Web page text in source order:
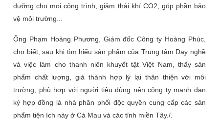
dưỡng cho mọi công trình, giảm thải khí CO2, góp phần bảo
vệ môi trường...
Ông Phạm Hoàng Phương, Giám đốc Công ty Hoàng Phúc,
cho biết, sau khi tìm hiểu sản phẩm của Trung tâm Dạy nghề
và việc làm cho thanh niên khuyết tật Việt Nam, thấy sản
phẩm chất lượng, giá thành hợp lý lại thân thiện với môi
trường, phù hợp với người tiêu dùng nên công ty mạnh dạn
ký hợp đồng là nhà phân phối độc quyền cung cấp các sản
phẩm tiện ích này ở Cà Mau và các tỉnh miền Tây./.